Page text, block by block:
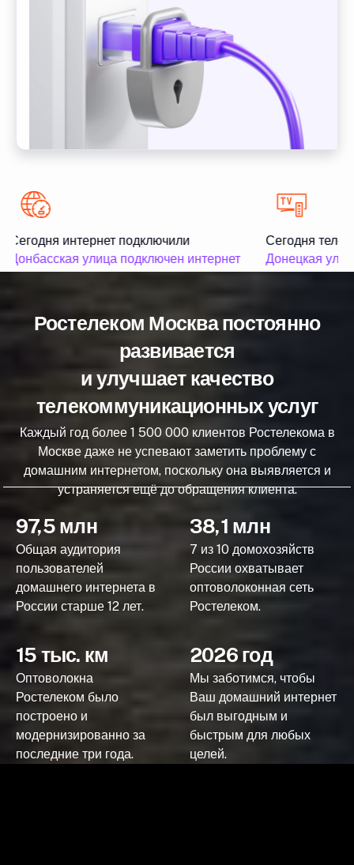
Сегодня интернет подключили
Донбасская улица подключен интернет
Сегодня
Донецкая
Ростелеком Москва постоянно
развивается
и улучшает качество
телекоммуникационных услуг
Каждый год более 1 500 000 клиентов Ростелекома в
Москве даже не успевают заметить проблему с
домашним интернетом, поскольку она выявляется и
устраняется ещё до обращения клиента.
97,5 млн
Общая аудитория
пользователей
домашнего интернета в
России старше 12 лет.
38,1 млн
7 из 10 домохозяйств
России охватывает
оптоволоконная сеть
Ростелеком.
15 тыс. км
Оптоволокна
Ростелеком было
построено и
модернизированно за
последние три года.
2026 год
Мы заботимся, чтобы
Ваш домашний интернет
был выгодным и
быстрым для любых
целей.